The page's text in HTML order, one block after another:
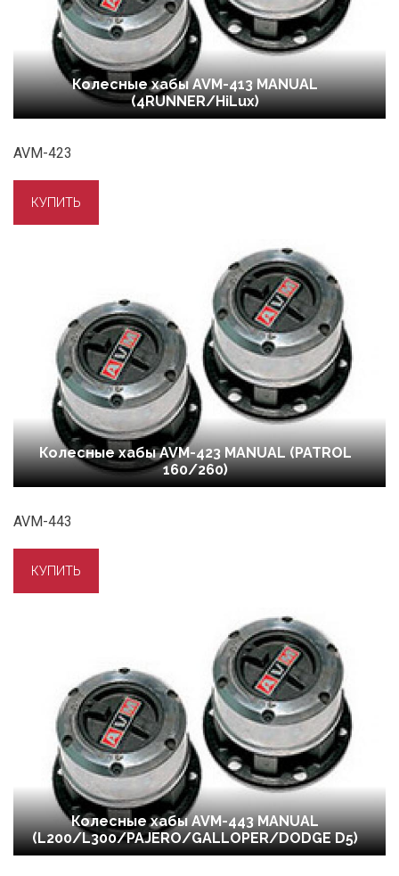
Колесные хабы AVM-413 MANUAL
(4RUNNER/HiLux)
AVM-423
Колесные хабы AVM-423 MANUAL (PATROL
160/260)
AVM-443
Колесные хабы AVM-443 MANUAL
(L200/L300/PAJERO/GALLOPER/DODGE D5)